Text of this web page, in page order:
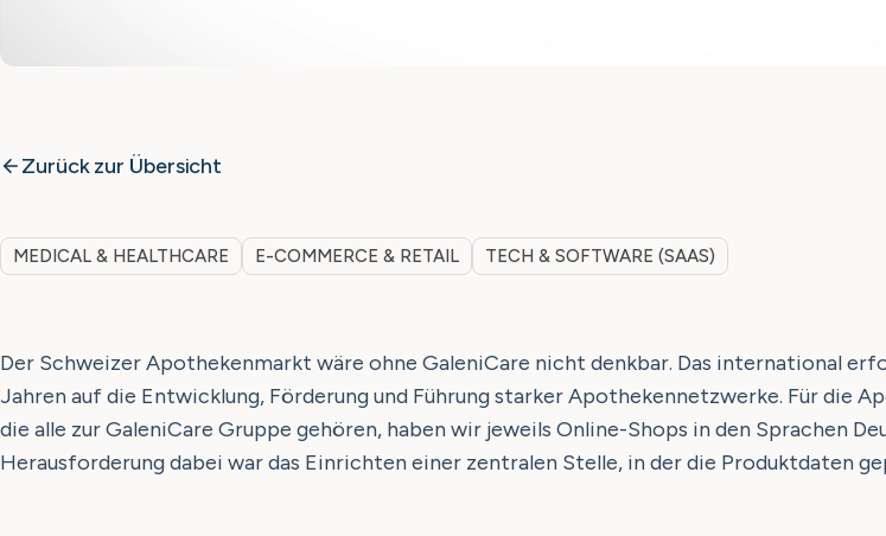
Zurück zur Übersicht
MEDICAL & HEALTHCARE E-COMMERCE & RETAIL TECH & SOFTWARE (SAAS)
Der Schweizer Apothekenmarkt wäre ohne GaleniCare nicht denkbar. Das international
Jahren auf die Entwicklung, Förderung und Führung starker Apothekennetzwerke. Für die
die alle zur GaleniCare Gruppe gehören, haben wir jeweils Online-Shops in den Sprachen
Herausforderung dabei war das Einrichten einer zentralen Stelle, in der die Produktdaten